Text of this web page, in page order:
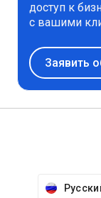
доступ к
с вашими
Заявить